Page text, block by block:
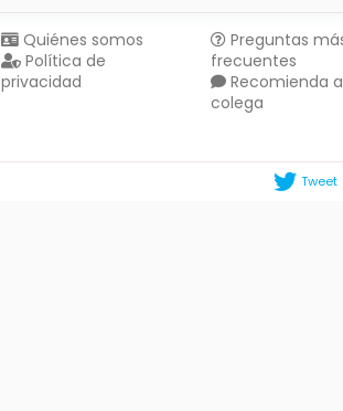
Quiénes somos
Política de
privacidad
Preguntas
frecuentes
Recomienda
colega
Tweet